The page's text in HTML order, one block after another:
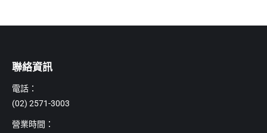
聯絡資訊
電話：
(02) 2571-3003
營業時間：